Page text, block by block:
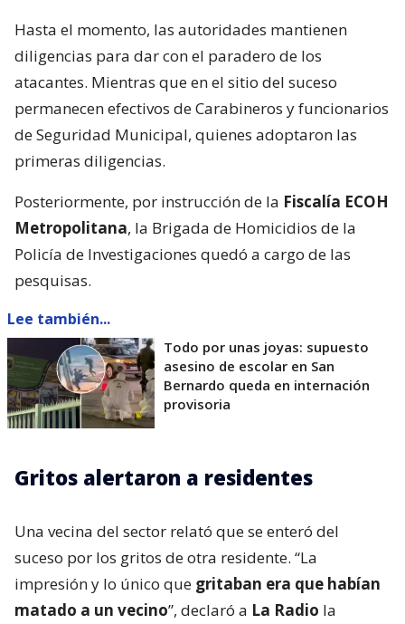
Hasta el momento, las autoridades mantienen
diligencias para dar con el paradero de los
atacantes. Mientras que en el sitio del suceso
permanecen efectivos de Carabineros y funcionarios
de Seguridad Municipal, quienes adoptaron las
primeras diligencias.
Posteriormente, por instrucción de la Fiscalía ECOH
Metropolitana, la Brigada de Homicidios de la
Policía de Investigaciones quedó a cargo de las
pesquisas.
Lee también...
Todo por unas joyas: supuesto
asesino de escolar en San
Bernardo queda en internación
provisoria
Gritos alertaron a residentes
Una vecina del sector relató que se enteró del
suceso por los gritos de otra residente. “La
impresión y lo único que gritaban era que habían
matado a un vecino”, declaró a La Radio la